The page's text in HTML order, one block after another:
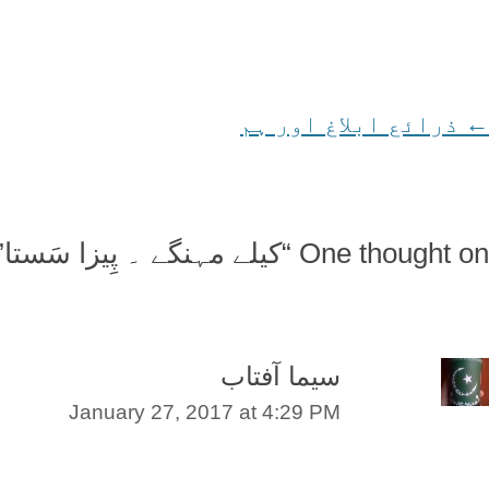
Post
← ذرائع ابلاغ اور ہم
One thought on “ کیلے مہنگے ۔ پِیزا سَستا
سیما آفتاب
January 27, 2017 at 4:29 PM